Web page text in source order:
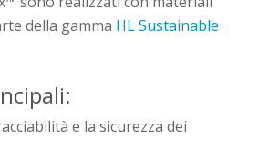
della gamma HL Sustainable
e la sicurezza dei